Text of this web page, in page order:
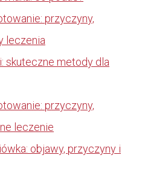
przyczyny,
leczenia
skuteczne metody dla
przyczyny,
leczenie
objawy, przyczyny i